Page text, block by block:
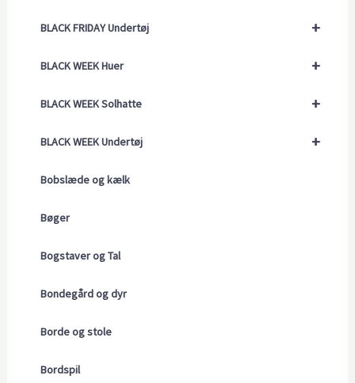
+
BLACK FRIDAY Undertøj
+
BLACK WEEK Huer
+
BLACK WEEK Solhatte
+
BLACK WEEK Undertøj
Bobslæde og kælk
Bøger
Bogstaver og Tal
Bondegård og dyr
Borde og stole
Bordspil